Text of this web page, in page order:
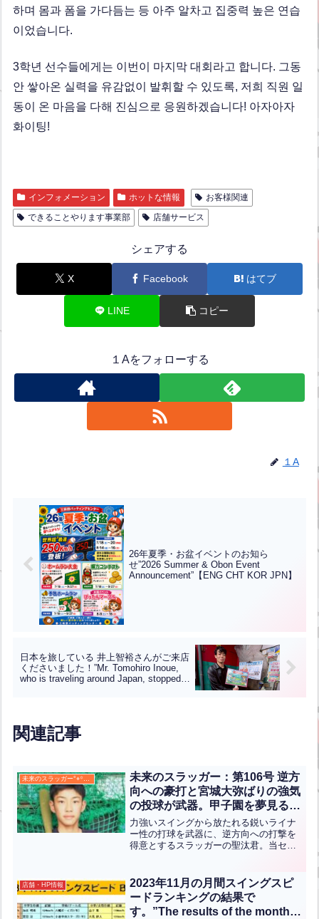
하며 몸과 폼을 가다듬는 등 아주 알차고 집중력 높은 연습
이었습니다.
3학년 선수들에게는 이번이 마지막 대회라고 합니다. 그동
안 쌓아온 실력을 유감없이 발휘할 수 있도록, 저희 직원 일
동이 온 마음을 다해 진심으로 응원하겠습니다! 아자아자
화이팅!
インフォメーション ホットな情報
お客様関連
できることやります事業部
店舗サービス
シェアする
X Facebook はてブ
LINE コピー
１Aをフォローする
１A
26年夏季・お盆イベントのお知ら
せ”2026 Summer & Obon Event
Announcement”【ENG CHT KOR JPN】
日本を旅している 井上智裕さんがご来店
くださいました！”Mr. Tomohiro Inoue,
who is traveling around Japan, stopped
関連記事
未来のスラッガー°⌖꙳✧˖°
未来のスラッガー：第106号 逆方
向への豪打と宮城大弥ばりの強気
の投球が武器。甲子園を夢見る二
刀流。【鴛海 聖汰】
力強いスイングから放たれる鋭いライナ
ー性の打球を武器に、逆方向への打撃を
得意とするスラッガーの聖汰君。当セン
た、投手としても安定感のある左腕で、
憧れの宮城大弥投手を手本に...全文はク
リック
店舗・HP情報
2023年11月の月間スイングスピ
ードランキングの結果で
す。”The results of the monthly